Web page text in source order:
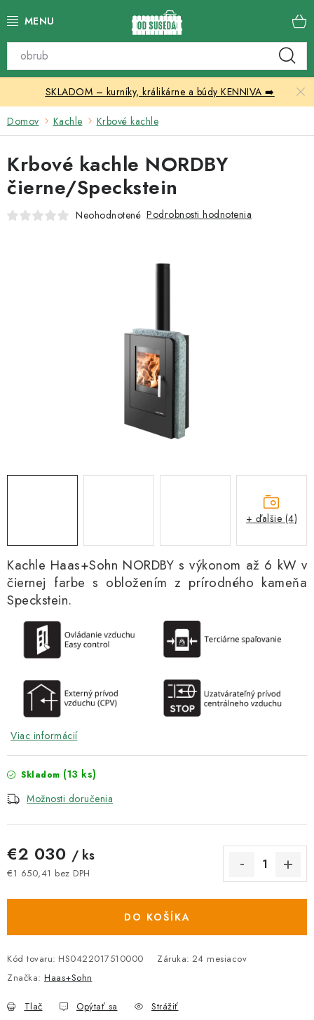
na
Katalóg produktov
Skleníky
Nábytok
Chovateľské potreby
SKLADOM – kurníky, králikárne a búdy KENNIVA ➡️
Domov Kachle Krbové kachle
Kachle Haas+Sohn NORDBY s výkonom až 6 kW v
čiernej farbe s obložením z prírodného kameňa
Speckstein.
Viac informácií
Skladom (13 ks)
Možnosti doručenia
€2 030 / ks
€1 650,41 bez DPH
DO KOŠÍKA
Kód tovaru: HS0422017510000 Záruka: 24 mesiacov
Značka: Haas+Sohn
Tlač Opýtať sa Strážiť
Krbové kachle NORDBY
čierne/Speckstein
Neohodnotené Podrobnosti hodnotenia
+ ďalšie (4)